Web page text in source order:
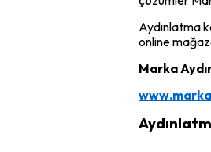
Aydınlatma
online
Marka